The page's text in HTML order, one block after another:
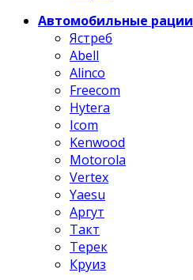
Автомобильные рации
Ястреб
Abell
Alinco
Freecom
Hytera
Icom
Kenwood
Motorola
Vertex
Yaesu
Аргут
Такт
Терек
Круиз